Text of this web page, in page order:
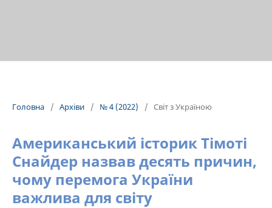
Головна / Архіви / № 4 (2022) / Світ з Україною
Американський історик Тімоті
Снайдер назвав десять причин,
чому перемога України
важлива для світу